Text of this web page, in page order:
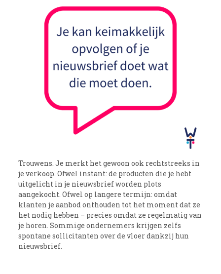
Trouwens. Je merkt het gewoon ook rechtstreeks in
je verkoop. Ofwel instant: de producten die je hebt
uitgelicht in je nieuwsbrief worden plots
aangekocht. Ofwel op langere termijn: omdat
klanten je aanbod onthouden tot het moment dat ze
het nodig hebben – precies omdat ze regelmatig van
je horen. Sommige ondernemers krijgen zelfs
spontane sollicitanten over de vloer dankzij hun
nieuwsbrief.